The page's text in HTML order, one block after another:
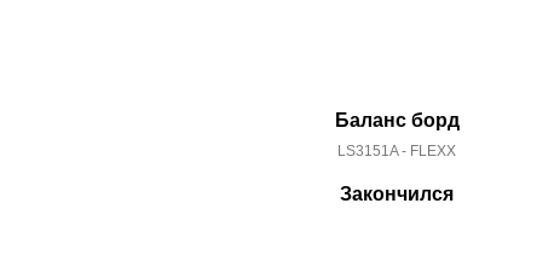
Баланс борд
LS3151A - FLEXX
Закончился